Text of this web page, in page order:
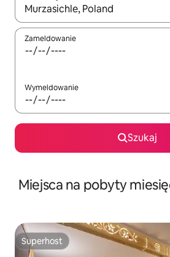
Gdy wyniki będą dostępne, możesz
Zameldowanie
Wymeldowanie
Szukaj
Miejsca na pobyty
Superhost
Superhost